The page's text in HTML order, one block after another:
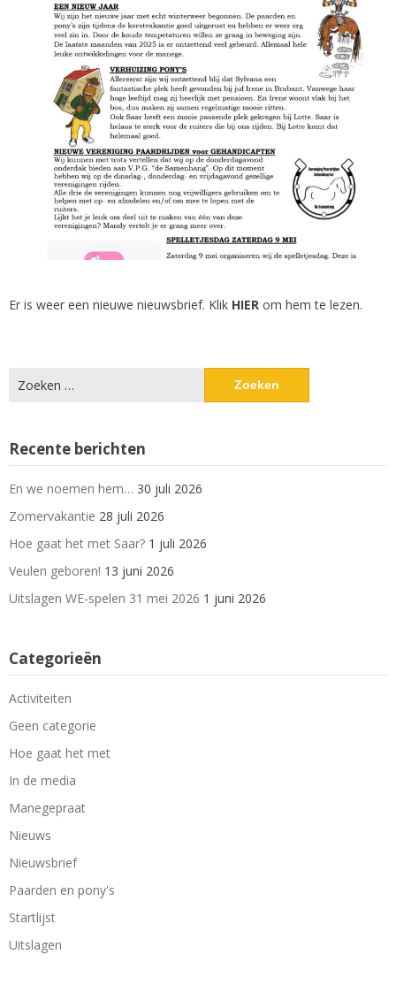
Er is weer een nieuwe nieuwsbrief. Klik HIER om hem te lezen.
naar:
Recente berichten
En we noemen hem… 30 juli 2026
Zomervakantie 28 juli 2026
Hoe gaat het met Saar? 1 juli 2026
Veulen geboren! 13 juni 2026
Uitslagen WE-spelen 31 mei 2026 1 juni 2026
Categorieën
Activiteiten
Geen categorie
Hoe gaat het met
In de media
Manegepraat
Nieuws
Nieuwsbrief
Paarden en pony's
Startlijst
Uitslagen